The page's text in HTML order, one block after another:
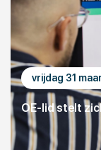
vrijdag 31
OE-lid stelt